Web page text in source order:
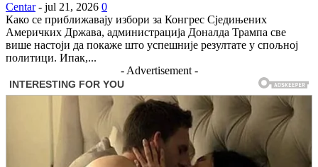
Centar - jul 21, 2026 0
Како се приближавају избори за Конгрес Сједињених
Америчких Држава, администрација Доналда Трампа све
више настоји да покаже што успешније резултате у спољној
политици. Ипак,...
- Advertisement -